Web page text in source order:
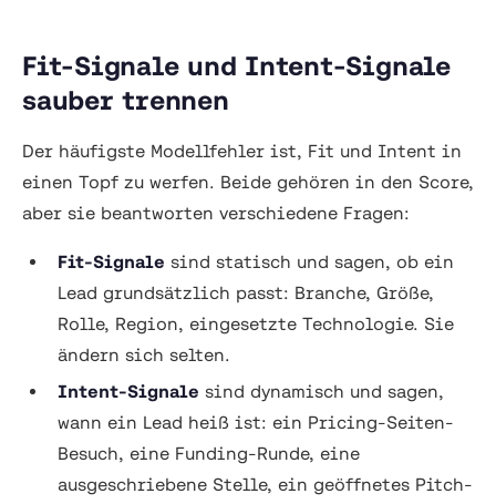
Fit-Signale und Intent-Signale
sauber trennen
Der häufigste Modellfehler ist, Fit und Intent in
einen Topf zu werfen. Beide gehören in den Score,
aber sie beantworten verschiedene Fragen:
Fit-Signale sind statisch und sagen, ob ein
Lead grundsätzlich passt: Branche, Größe,
Rolle, Region, eingesetzte Technologie. Sie
ändern sich selten.
Intent-Signale sind dynamisch und sagen,
wann ein Lead heiß ist: ein Pricing-Seiten-
Besuch, eine Funding-Runde, eine
ausgeschriebene Stelle, ein geöffnetes Pitch-